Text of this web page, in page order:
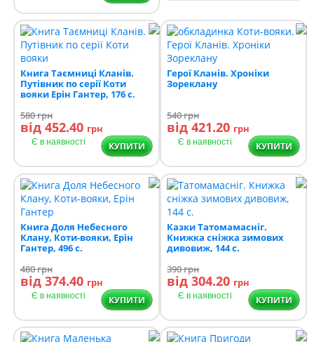
Книга Таємниці Кланів.
Путівник по серії Коти
вояки Ерін Гантер, 176 с.
580грн
від 452.40 грн
Є в наявності КУПИТИ
Герої Кланів. Хроніки
Зореклану
540грн
від 421.20 грн
Є в наявності КУПИТИ
Книга Доля Небесного
Клану, Коти-вояки, Ерін
Гантер, 496 с.
480грн
від 374.40 грн
Є в наявності КУПИТИ
Казки Татомамасніг.
Книжка сніжка зимових
дивовиж, 144 с.
390грн
від 304.20 грн
Є в наявності КУПИТИ